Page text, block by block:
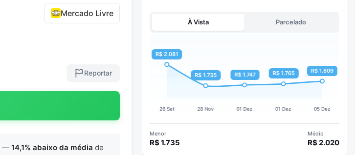
Mercado Livre
Reportar
—14,1% abaixo da média de
À Vista Parcelado
Menor
R$ 1.735
Médio
R$ 2.020